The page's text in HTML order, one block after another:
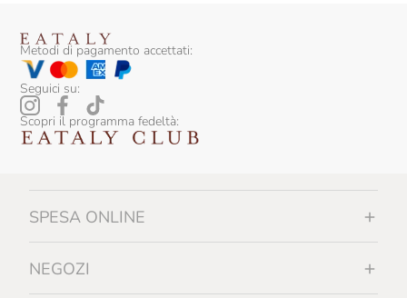
Silvio Carta
Tenuta I Gelsi
Tenuta Margherita
Vicente Marino
Metodi di pagamento accettati:
Seguici su:
Scopri il programma fedeltà:
SPESA ONLINE
NEGOZI